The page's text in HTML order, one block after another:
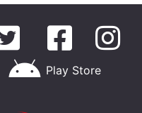
Play Store